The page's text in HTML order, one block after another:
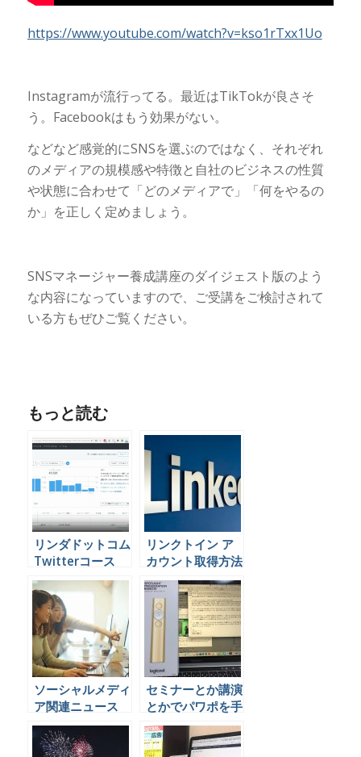
https://www.youtube.com/watch?v=kso1rTxx1Uo
Instagramが流行ってる。最近はTikTokが良さそ
う。Facebookはもう効果がない。
などなど感覚的にSNSを選ぶのではなく、それぞれ
のメディアの規模感や特徴と自社のビジネスの性質
や状態に合わせて「どのメディアで」「何をやるの
か」を正しく定めましょう。
SNSマネージャー養成講座のダイジェスト版のよう
な内容になっていますので、ご受講をご検討されて
いる方もぜひご覧ください。
もっと読む
リンダドットコム
Twitterコース
youtube 無料
リンクトイン ア
カウント取得方法
解説動画
ソーシャルメディ
ア関連ニュース
2018年2月12
日〜2月18日
セミナーとか講演
とかでパワポを手
元でスッスと動か
せるリモコンみた